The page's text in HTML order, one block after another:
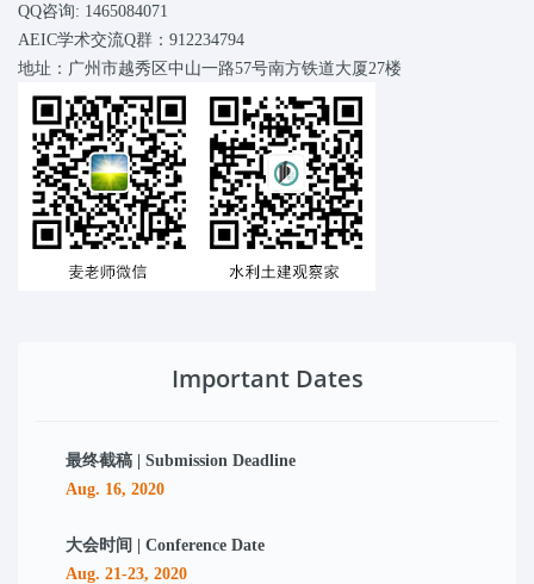
QQ咨询: 1465084071
AEIC学术交流Q群：912234794
地址：广州市越秀区中山一路57号南方铁道大厦27楼
Important Dates
最终截稿 | Submission Deadline
Aug. 16, 2020
大会时间 | Conference Date
Aug. 21-23, 2020